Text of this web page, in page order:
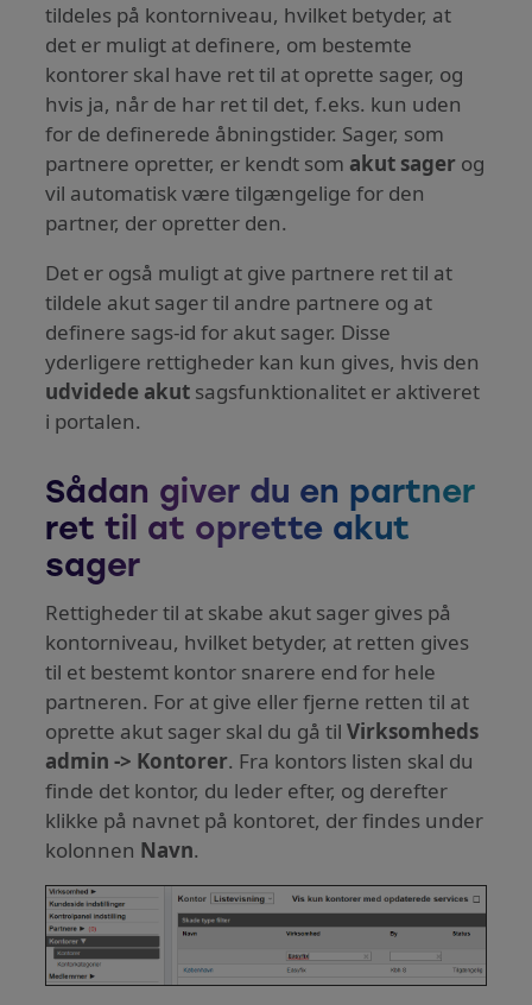
tildeles på kontorniveau, hvilket betyder, at
det er muligt at definere, om bestemte
kontorer skal have ret til at oprette sager, og
hvis ja, når de har ret til det, f.eks. kun uden
for de definerede åbningstider. Sager, som
partnere opretter, er kendt som akut sager og
vil automatisk være tilgængelige for den
partner, der opretter den.
Det er også muligt at give partnere ret til at
tildele akut sager til andre partnere og at
definere sags-id for akut sager. Disse
yderligere rettigheder kan kun gives, hvis den
udvidede akut sagsfunktionalitet er aktiveret
i portalen.
Sådan giver du en partner
ret til at oprette akut
sager
Rettigheder til at skabe akut sager gives på
kontorniveau, hvilket betyder, at retten gives
til et bestemt kontor snarere end for hele
partneren. For at give eller fjerne retten til at
oprette akut sager skal du gå tilVirksomheds
admin -> Kontorer. Fra kontors listen skal du
finde det kontor, du leder efter, og derefter
klikke på navnet på kontoret, der findes under
kolonnen Navn.